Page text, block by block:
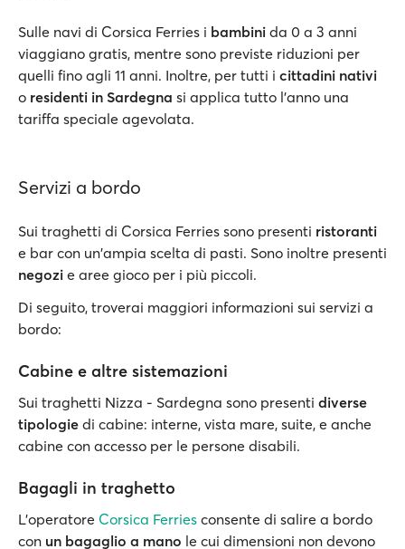
Sulle navi di Corsica Ferries i bambini da 0 a 3 anni
viaggiano gratis, mentre sono previste riduzioni per
quelli fino agli 11 anni. Inoltre, per tutti i cittadini nativi
o residenti in Sardegna si applica tutto l’anno una
tariffa speciale agevolata.
Servizi a bordo
Sui traghetti di Corsica Ferries sono presenti ristoranti
e bar con un'ampia scelta di pasti. Sono inoltre presenti
negozi e aree gioco per i più piccoli.
Di seguito, troverai maggiori informazioni sui servizi a
bordo:
Cabine e altre sistemazioni
Sui traghetti Nizza - Sardegna sono presenti diverse
tipologie di cabine: interne, vista mare, suite, e anche
cabine con accesso per le persone disabili.
Bagagli in traghetto
L'operatore Corsica Ferries consente di salire a bordo
con un bagaglio a mano le cui dimensioni non devono